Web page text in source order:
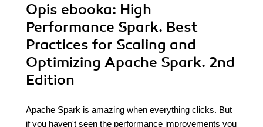
Opis ebooka: High
Performance Spark. Best
Practices for Scaling and
Optimizing Apache Spark. 2nd
Edition
Apache Spark is amazing when everything clicks. But
if you haven't seen the performance improvements you